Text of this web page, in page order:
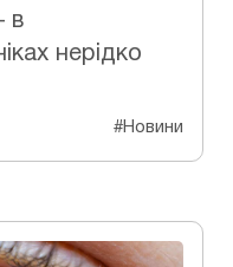
в
нерідко
#Новини